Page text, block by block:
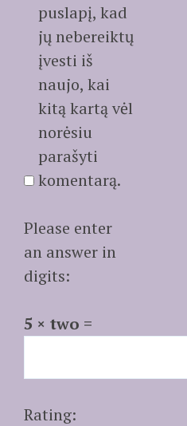
puslapį, kad
jų nebereiktų
įvesti iš
naujo, kai
kitą kartą vėl
norėsiu
parašyti
komentarą.
Please enter
an answer in
digits:
5 × two =
Rating: